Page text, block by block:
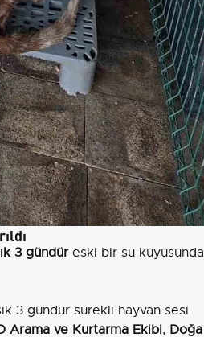
3 gündüreski bir su kuyusunda
3 gündür sürekli hayvan sesi
Arama ve Kurtarma Ekibi, Doğa